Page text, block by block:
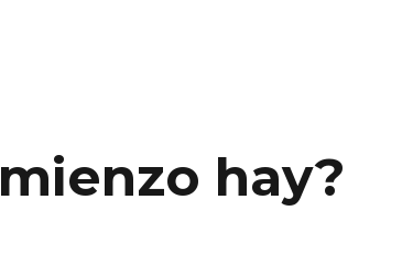
hay?